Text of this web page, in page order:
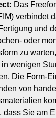
Das
verbindet
und
oder
zu
wenigen
Die Form-
von
dass Sie am